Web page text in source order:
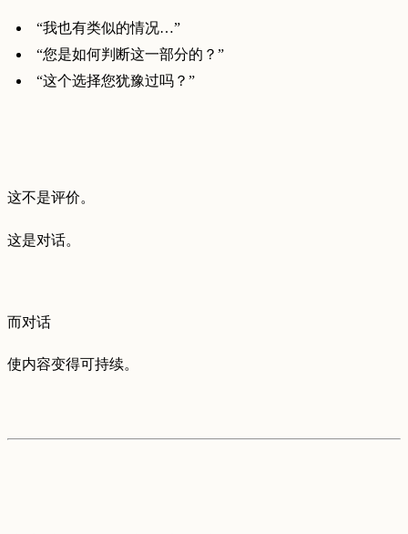
“我也有类似的情况…”
“您是如何判断这一部分的？”
“这个选择您犹豫过吗？”
这不是评价。
这是对话。
而对话
使内容变得可持续。